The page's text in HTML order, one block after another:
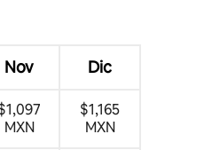
Nov Dic
MXN
$1,165
MXN